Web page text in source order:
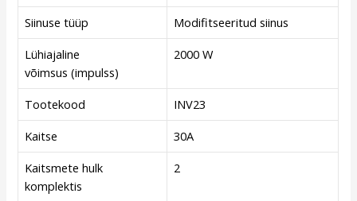
Siinuse tüüp
Modifitseeritud siinus
Lühiajaline
võimsus (impulss)
2000 W
Tootekood
INV23
Kaitse
30A
Kaitsmete hulk
komplektis
2